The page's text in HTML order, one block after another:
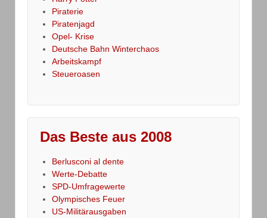
Piraterie
Piratenjagd
Opel- Krise
Deutsche Bahn Winterchaos
Arbeitskampf
Steueroasen
Das Beste aus 2008
Berlusconi al dente
Werte-Debatte
SPD-Umfragewerte
Olympisches Feuer
US-Militärausgaben